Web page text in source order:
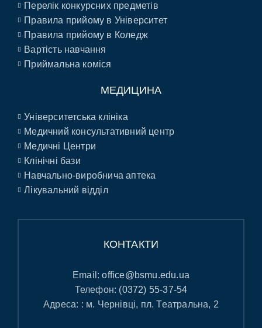
Перелік конкурсних предметів
Правила прийому в Університет
Правила прийому в Коледж
Вартість навчання
Приймальна коміся
МЕДИЦИНА
Університетська клініка
Медичний консультативний центр
Медичні Центри
Клінічні бази
Навчально-виробнича аптека
Лікувальний відділ
КОНТАКТИ
Email:office@bsmu.edu.ua
Телефон: (0372) 55-37-54
Адреса: : м. Чернівці, пл. Театральна, 2